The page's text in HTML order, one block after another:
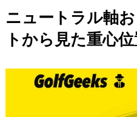
ニュートラル軸
トから見た重心